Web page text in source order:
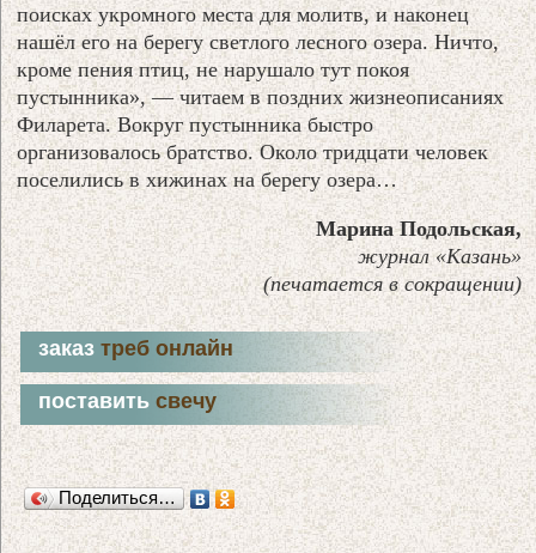
поисках укромного места для молитв, и наконец
нашёл его на берегу светлого лесного озера. Ничто,
кроме пения птиц, не нарушало тут покоя
пустынника», — читаем в поздних жизнеописаниях
Филарета. Вокруг пустынника быстро
организовалось братство. Около тридцати человек
поселились в хижинах на берегу озера…
Марина Подольская,
журнал «Казань»
(печатается в сокращении)
заказтреб онлайн
поставитьсвечу
Поделиться…